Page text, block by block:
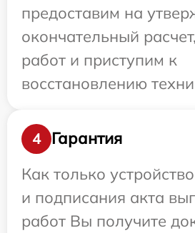
предоставим на
окончательный
работ и приступим к
восстановлению
4
Гарантия
Как только
и подписания акта
работ Вы получите